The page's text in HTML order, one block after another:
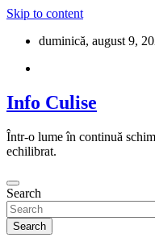
Skip to content
duminică, august 9,
Info Culise
Într-o lume în continuă
echilibrat.
Search
Search